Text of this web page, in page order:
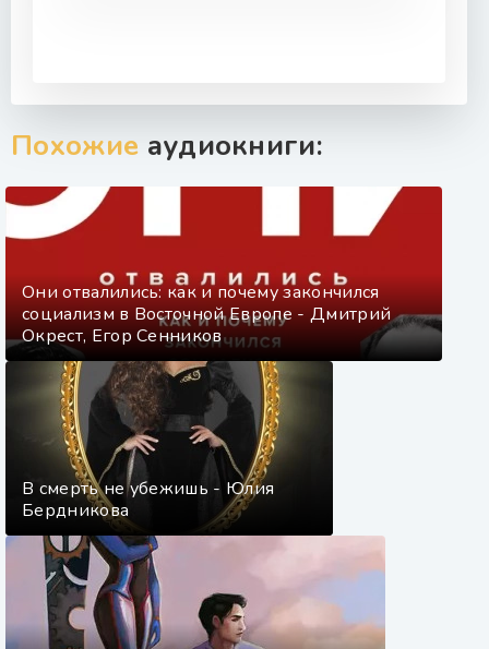
Похожие аудиокниги:
Они отвалились: как и почему закончился
социализм в Восточной Европе - Дмитрий
Окрест, Егор Сенников
В смерть не убежишь - Юлия
Бердникова